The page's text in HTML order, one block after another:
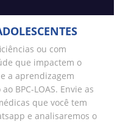
ou com
que impactem o
a aprendizagem
BPC-LOAS. Envie as
que você tem
e analisaremos o